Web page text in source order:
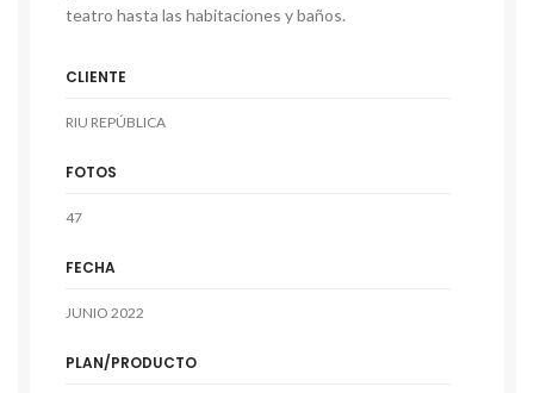
teatro hasta las habitaciones y baños.
CLIENTE
RIU REPÚBLICA
FOTOS
47
FECHA
JUNIO 2022
PLAN/PRODUCTO